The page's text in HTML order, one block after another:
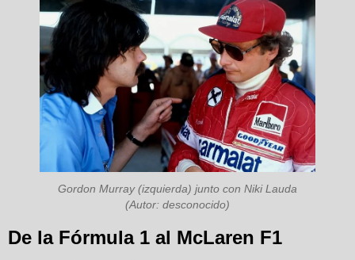
Gordon Murray (izquierda) junto con Niki Lauda
(Autor: desconocido)
De la Fórmula 1 al McLaren F1